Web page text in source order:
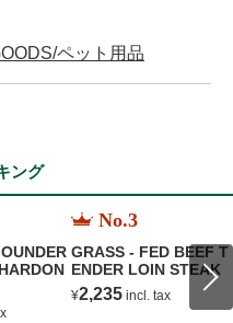
ペット用品
ング
No.3
GRASS - FED BEEF T
ENDER LOIN STEAK
¥2,235 incl. tax